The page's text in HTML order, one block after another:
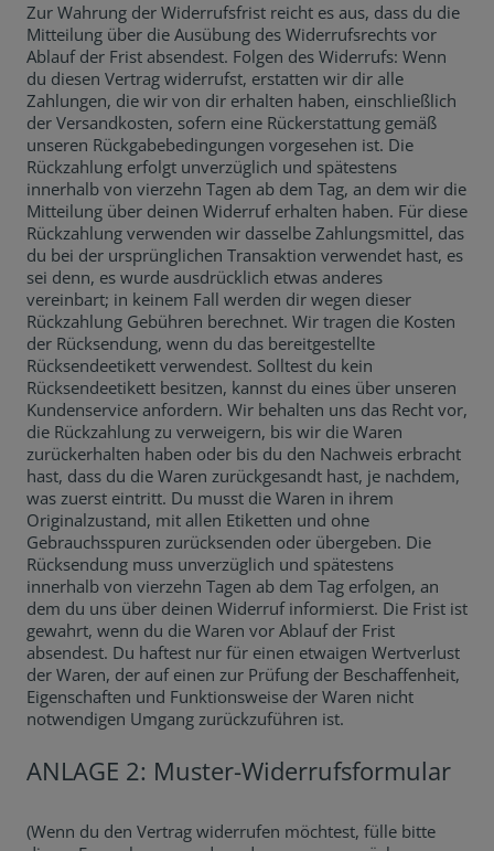
Zur Wahrung der Widerrufsfrist reicht es aus, dass du die
Mitteilung über die Ausübung des Widerrufsrechts vor
Ablauf der Frist absendest. Folgen des Widerrufs: Wenn
du diesen Vertrag widerrufst, erstatten wir dir alle
Zahlungen, die wir von dir erhalten haben, einschließlich
der Versandkosten, sofern eine Rückerstattung gemäß
unseren Rückgabebedingungen vorgesehen ist. Die
Rückzahlung erfolgt unverzüglich und spätestens
innerhalb von vierzehn Tagen ab dem Tag, an dem wir die
Mitteilung über deinen Widerruf erhalten haben. Für diese
Rückzahlung verwenden wir dasselbe Zahlungsmittel, das
du bei der ursprünglichen Transaktion verwendet hast, es
sei denn, es wurde ausdrücklich etwas anderes
vereinbart; in keinem Fall werden dir wegen dieser
Rückzahlung Gebühren berechnet. Wir tragen die Kosten
der Rücksendung, wenn du das bereitgestellte
Rücksendeetikett verwendest. Solltest du kein
Rücksendeetikett besitzen, kannst du eines über unseren
Kundenservice anfordern. Wir behalten uns das Recht vor,
die Rückzahlung zu verweigern, bis wir die Waren
zurückerhalten haben oder bis du den Nachweis erbracht
hast, dass du die Waren zurückgesandt hast, je nachdem,
was zuerst eintritt. Du musst die Waren in ihrem
Originalzustand, mit allen Etiketten und ohne
Gebrauchsspuren zurücksenden oder übergeben. Die
Rücksendung muss unverzüglich und spätestens
innerhalb von vierzehn Tagen ab dem Tag erfolgen, an
dem du uns über deinen Widerruf informierst. Die Frist ist
gewahrt, wenn du die Waren vor Ablauf der Frist
absendest. Du haftest nur für einen etwaigen Wertverlust
der Waren, der auf einen zur Prüfung der Beschaffenheit,
Eigenschaften und Funktionsweise der Waren nicht
notwendigen Umgang zurückzuführen ist.
ANLAGE 2: Muster-Widerrufsformular
(Wenn du den Vertrag widerrufen möchtest, fülle bitte